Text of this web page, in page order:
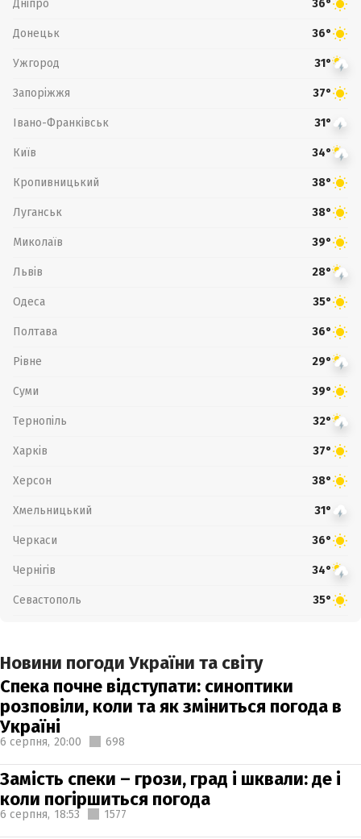
Дніпро 36°
Донецьк 36°
Ужгород 31°
Запоріжжя 37°
Івано-Франківськ 31°
Київ 34°
Кропивницький 38°
Луганськ 38°
Миколаїв 39°
Львів 28°
Одеса 35°
Полтава 36°
Рівне 29°
Суми 39°
Тернопіль 32°
Харків 37°
Херсон 38°
Хмельницький 31°
Черкаси 36°
Чернігів 34°
Севастополь 35°
Новини погоди України та світу
Спека почне відступати: синоптики
розповіли, коли та як зміниться погода в
Україні
6 серпня, 20:00 698
Замість спеки – грози, град і шквали: де і
коли погіршиться погода
6 серпня, 18:53 1577